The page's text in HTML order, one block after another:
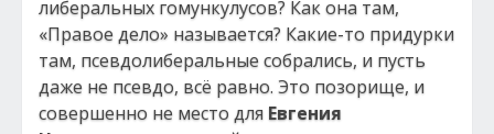
либеральных гомункулусов? Как она там,
«Правое дело» называется? Какие-то придурки
там, псевдолиберальные собрались, и пусть
даже не псевдо, всё равно. Это позорище, и
совершенно не место для Евгения